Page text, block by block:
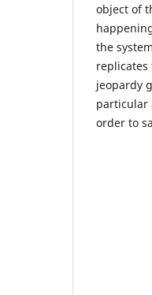
object of
the
jeopardy
particular
order to